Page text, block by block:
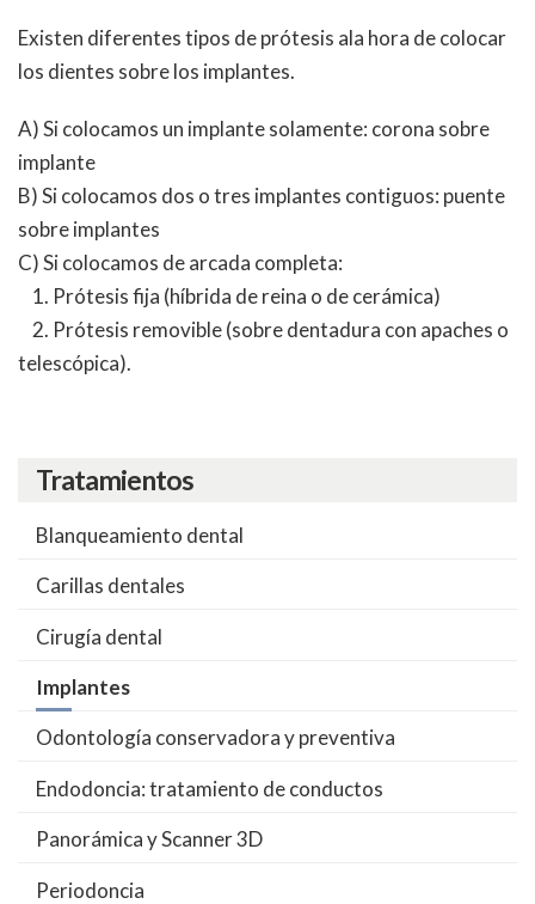
Existen diferentes tipos de prótesis ala hora de colocar
los dientes sobre los implantes.
A) Si colocamos un implante solamente: corona sobre
implante
B) Si colocamos dos o tres implantes contiguos: puente
sobre implantes
C) Si colocamos de arcada completa:
1. Prótesis fija (híbrida de reina o de cerámica)
2. Prótesis removible (sobre dentadura con apaches o
telescópica).
Tratamientos
Blanqueamiento dental
Carillas dentales
Cirugía dental
Implantes
Odontología conservadora y preventiva
Endodoncia: tratamiento de conductos
Panorámica y Scanner 3D
Periodoncia